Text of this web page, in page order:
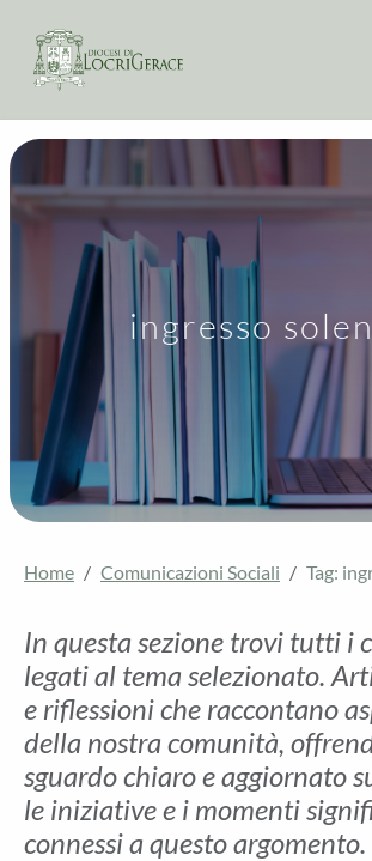
ingresso
Home Comunicazioni Sociali Tag:
In questa sezione trovi tutti i
legati al tema selezionato.
e riflessioni che raccontano
della nostra comunità,
sguardo chiaro e aggiornato
le iniziative e i momenti
connessi a questo argomento.